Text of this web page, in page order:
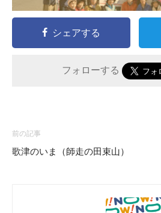
シェアする
フォローする
前の記事
歌津のいま（師走の田束山）